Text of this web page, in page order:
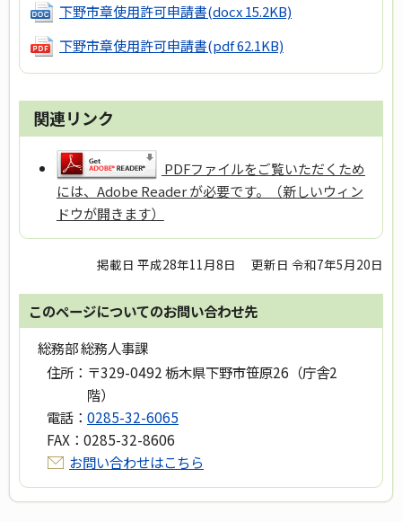
下野市章使用許可申請書(docx 15.2KB)
下野市章使用許可申請書(pdf 62.1KB)
関連リンク
PDFファイルをご覧いただくため
には、Adobe Reader が必要です。（新しいウィン
ドウが開きます）
掲載日 平成28年11月8日 更新日 令和7年5月20日
このページについてのお問い合わせ先
総務部 総務人事課
住所： 〒329-0492 栃木県下野市笹原26（庁舎2
階）
電話： 0285-32-6065
FAX： 0285-32-8606
お問い合わせはこちら